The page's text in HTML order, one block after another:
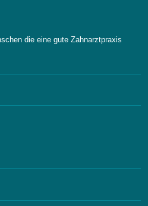
die eine gute Zahnarztpraxis